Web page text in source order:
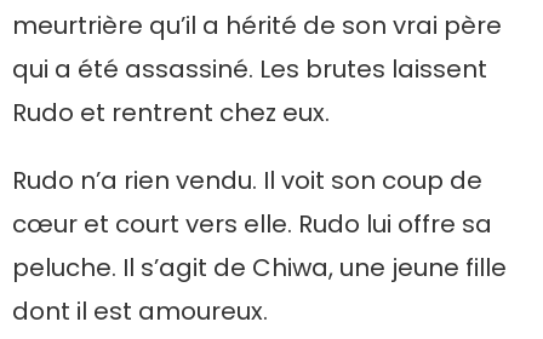
meurtrière qu’il a hérité de son vrai père
qui a été assassiné. Les brutes laissent
Rudo et rentrent chez eux.
Rudo n’a rien vendu. Il voit son coup de
cœur et court vers elle. Rudo lui offre sa
peluche. Il s’agit de Chiwa, une jeune fille
dont il est amoureux.